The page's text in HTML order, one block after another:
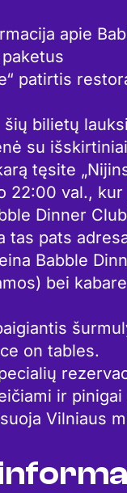
apie
patirtis
bilietų
su
tęsite
22:00 val.,
Dinner
tas pats
Babble
bei
on tables.
ir
Vilniaus